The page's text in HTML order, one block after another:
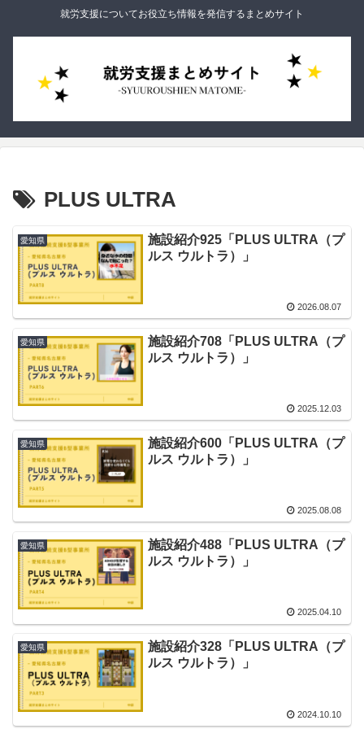
就労支援についてお役立ち情報を発信するまとめサイト
PLUS ULTRA
愛知県
施設紹介925「PLUS ULTRA（プ
ルス ウルトラ）」
2026.08.07
愛知県
施設紹介708「PLUS ULTRA（プ
ルス ウルトラ）」
2025.12.03
愛知県
施設紹介600「PLUS ULTRA（プ
ルス ウルトラ）」
2025.08.08
愛知県
施設紹介488「PLUS ULTRA（プ
ルス ウルトラ）」
2025.04.10
愛知県
施設紹介328「PLUS ULTRA（プ
ルス ウルトラ）」
2024.10.10